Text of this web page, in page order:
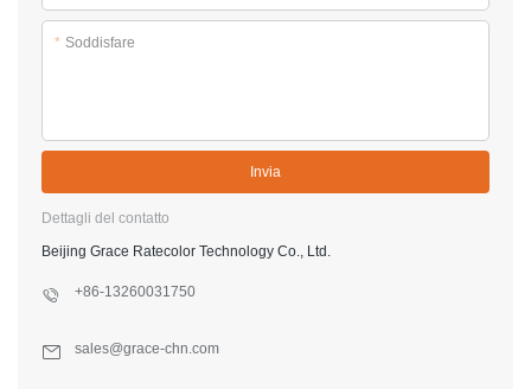
* Soddisfare
Invia
Dettagli del contatto
Beijing Grace Ratecolor Technology Co., Ltd.
+86-13260031750
sales@grace-chn.com